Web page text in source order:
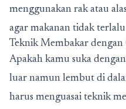
menggunakan rak atau
agar makanan tidak terlalu
Teknik Membakar dengan
Apakah kamu suka
luar namun lembut di
harus menguasai teknik